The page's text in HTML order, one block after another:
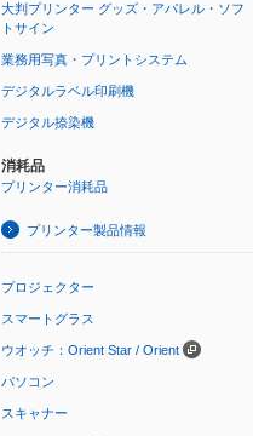
大判プリンター グッズ・アパレル・ソフ
トサイン
業務用写真・プリントシステム
デジタルラベル印刷機
デジタル捺染機
消耗品
プリンター消耗品
プリンター製品情報
プロジェクター
スマートグラス
ウオッチ：Orient Star / Orient
パソコン
スキャナー